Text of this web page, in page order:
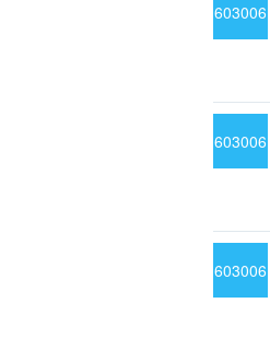
603006
603006
603006